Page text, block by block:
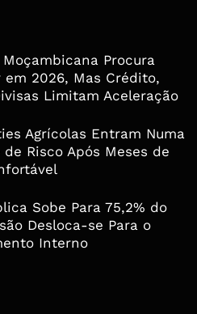
Procura
em 2026, Mas Crédito,
Limitam Aceleração
Agrícolas Entram Numa
de Risco Após Meses de
Sobe Para 75,2% do
Desloca-se Para o
Interno